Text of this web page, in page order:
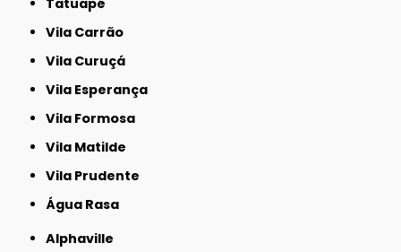
Vila Carrão
Vila Curuçá
Vila Esperança
Vila Formosa
Vila Matilde
Vila Prudente
Água Rasa
Alphaville